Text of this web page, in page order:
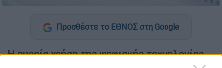
Προσθέστε το ΕΘΝΟΣ στη Google
Η ευρεία χρήση τηςψηφιακής τεχνολογίας